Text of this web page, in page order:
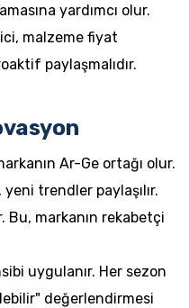
yardımcı olur.
malzeme fiyat
paylaşmalıdır.
Ar-Ge ortağı olur.
trendler paylaşılır.
markanın rekabetçi
uygulanır. Her sezon
değerlendirmesi